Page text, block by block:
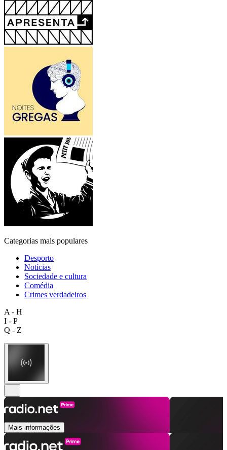
Categorias mais populares
Desporto
Notícias
Sociedade e cultura
Comédia
Crimes verdadeiros
A - H
I - P
Q - Z
Mais informações